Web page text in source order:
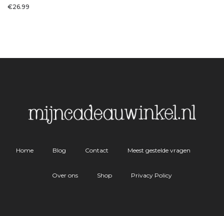
€26.99
Home Blog Contact Meest gestelde vragen
Over ons Shop Privacy Policy